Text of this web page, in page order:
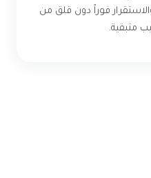
فوراً دون قلق من
متبقية.